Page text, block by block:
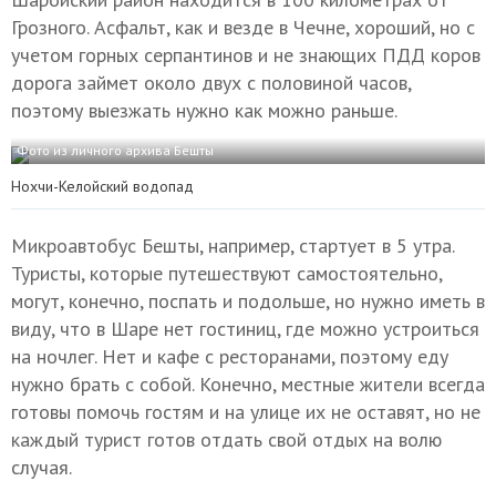
Грозного. Асфальт, как и везде в Чечне, хороший, но с
учетом горных серпантинов и не знающих ПДД коров
дорога займет около двух с половиной часов,
поэтому выезжать нужно как можно раньше.
Фото из личного архива Бешты
Нохчи-Келойский водопад
Микроавтобус Бешты, например, стартует в 5 утра.
Туристы, которые путешествуют самостоятельно,
могут, конечно, поспать и подольше, но нужно иметь в
виду, что в Шаре нет гостиниц, где можно устроиться
на ночлег. Нет и кафе с ресторанами, поэтому еду
нужно брать с собой. Конечно, местные жители всегда
готовы помочь гостям и на улице их не оставят, но не
каждый турист готов отдать свой отдых на волю
случая.